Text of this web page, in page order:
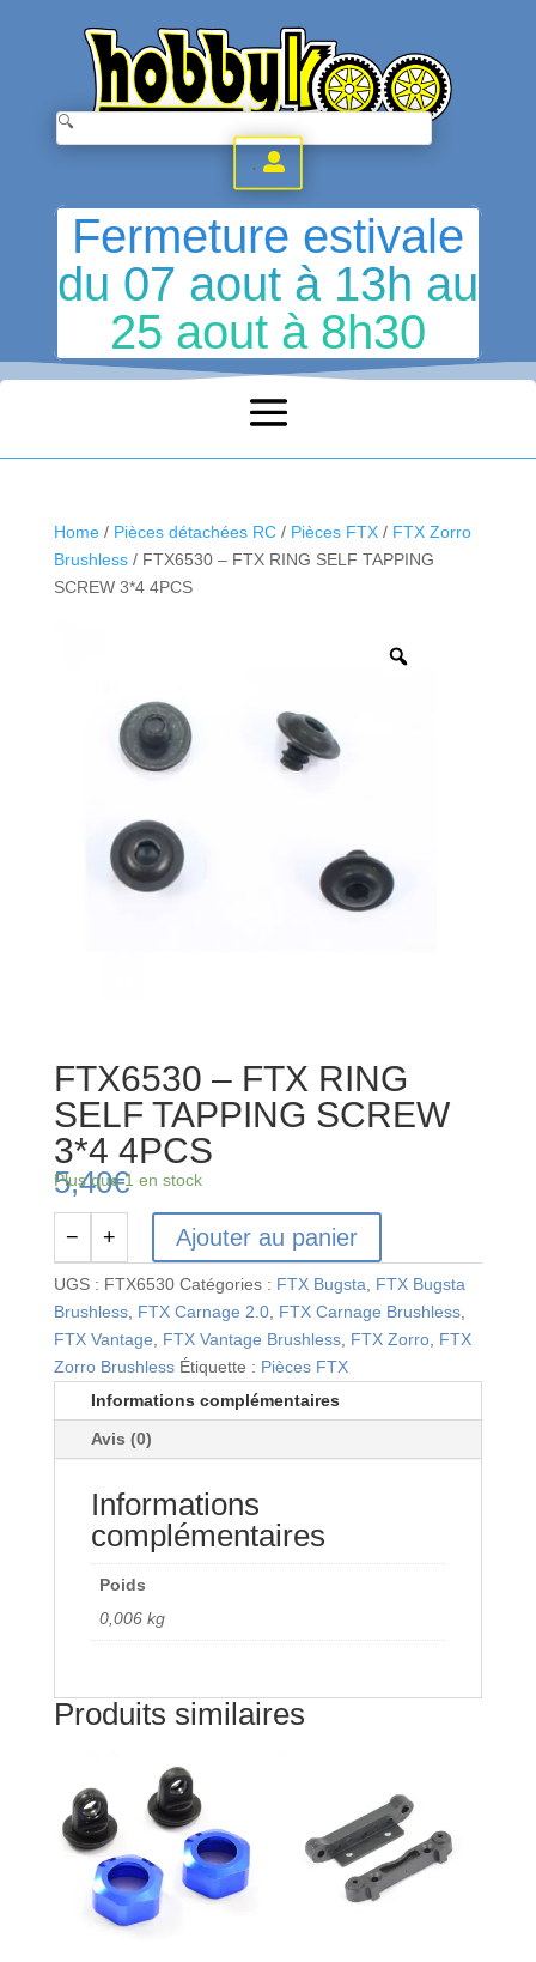
.
Fermeture estivale
du 07 aout à 13h au
25 aout à 8h30
Home/ Pièces détachées RC/ Pièces FTX/ FTX Zorro
Brushless/ FTX6530 – FTX RING SELF TAPPING
SCREW 3*4 4PCS
FTX6530 – FTX RING
SELF TAPPING SCREW
3*4 4PCS
5,40€
Plus que 1 en stock
quantité
de
FTX6530
-
FTX
RING
TAPPING
− + Ajouter au panier
UGS : FTX6530 Catégories : FTX Bugsta
FTX Bugsta
Brushless, FTX Carnage 2.0, FTX Carnage Brushless,
FTX Vantage
FTX Vantage Brushless, FTX Zorro, FTX
Zorro Brushless Étiquette : Pièces FTX
Informations complémentaires
Avis (0)
Informations
complémentaires
Poids
0,006 kg
Produits similaires